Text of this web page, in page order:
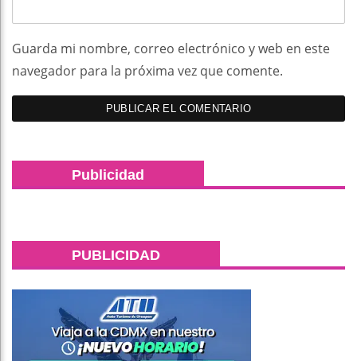
Guarda mi nombre, correo electrónico y web en este
navegador para la próxima vez que comente.
Publicidad
PUBLICIDAD